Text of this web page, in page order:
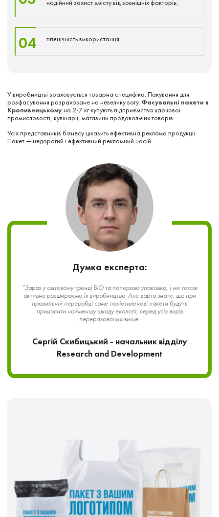
надійний захист вмісту від зовнішніх факторів;
04 гігієнічність використання.
У виробництві враховується товарна специфіка. Пакування для
розфасування розраховане на невелику вагу. Фасувальні пакети в
Кропивницькомуна 2-7 кг купують підприємства харчової
промисловості, кулінарії, магазини продовольчих товарів.
Усіх представників бізнесу цікавить ефективна реклама продукції.
Пакет — недорогий і ефективний рекламний носій.
Думка експерта:
“Зараз у світовому тренді БІО та паперова упаковка, і ми також
активно розширюємо їх виробництво. Але варто знати, що при
правильній переробці саме поліетиленові пакети будуть
приносити найменшу шкоду екології, серед усіх видів
перерахованих вище.
Сергій Скибицький - начальник відділу
Research and Development